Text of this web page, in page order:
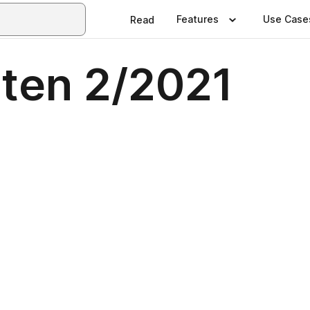
Read Features Use
2/2021